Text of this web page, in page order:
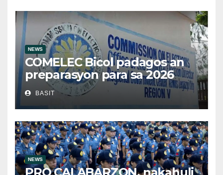
NEWS
COMELEC Bicol padagos an
preparasyon para sa 2026
BSKE
BASIT
NEWS